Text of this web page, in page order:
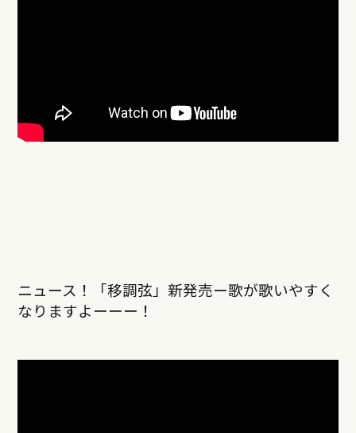
ニュース！「移調弦」新発売ー歌が歌いやすく
なりますよーーー！